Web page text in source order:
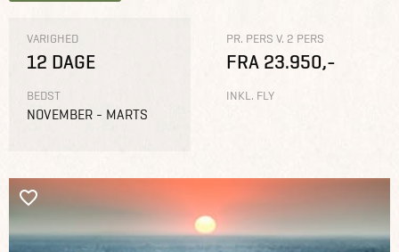
VARIGHED
12 DAGE
BEDST
NOVEMBER - MARTS
PR. PERS V. 2 PERS
FRA 23.950,-
INKL. FLY